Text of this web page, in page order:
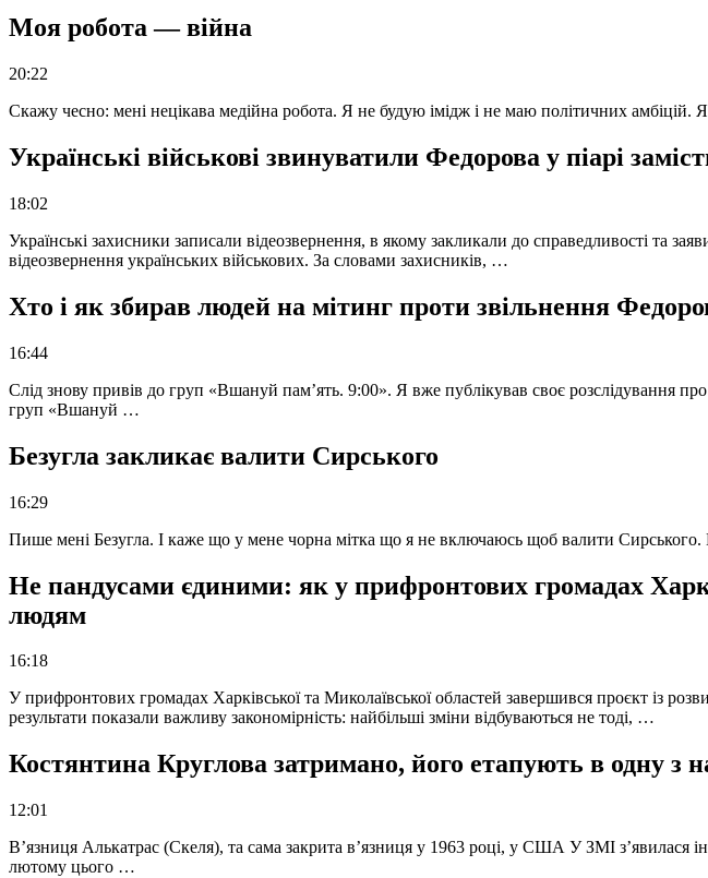
Моя робота — війна
20:22
Скажу чесно: мені нецікава медійна робота. Я не будую імідж і не маю політичних
Українські військові звинуватили Федорова у піарі
18:02
Українські захисники записали відеозвернення, в якому закликали до справедливості та
відеозвернення українських військових. За словами захисників, …
Хто і як збирав людей на мітинг проти звільнення
16:44
Слід знову привів до груп «Вшануй пам’ять. 9:00». Я вже публікував своє розслідування
груп «Вшануй …
Безугла закликає валити Сирського
16:29
Пише мені Безугла. І каже що у мене чорна мітка що я не включаюсь щоб валити
Не пандусами єдиними: як у прифронтових громадах
людям
16:18
У прифронтових громадах Харківської та Миколаївської областей завершився проєкт із
результати показали важливу закономірність: найбільші зміни відбуваються не тоді, …
Костянтина Круглова затримано, його етапують в одну з
12:01
В’язниця Алькатрас (Скеля), та сама закрита в’язниця у 1963 році, у США У ЗМІ з’явилася
лютому цього …